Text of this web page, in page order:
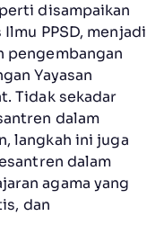
disampaikan
PPSD, menjadi
pengembangan
Yayasan
Tidak sekadar
dalam
langkah ini juga
dalam
agama yang
dan